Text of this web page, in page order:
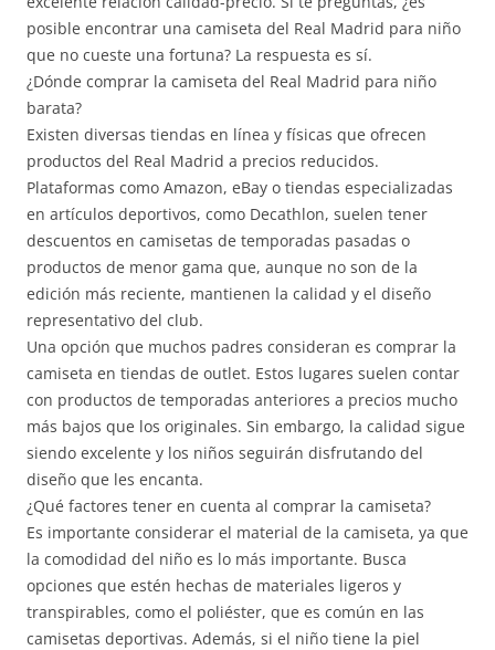
posible encontrar una camiseta del Real Madrid para niño
que no cueste una fortuna? La respuesta es sí.
¿Dónde comprar la camiseta del Real Madrid para niño
barata?
Existen diversas tiendas en línea y físicas que ofrecen
productos del Real Madrid a precios reducidos.
Plataformas como Amazon, eBay o tiendas especializadas
en artículos deportivos, como Decathlon, suelen tener
descuentos en camisetas de temporadas pasadas o
productos de menor gama que, aunque no son de la
edición más reciente, mantienen la calidad y el diseño
representativo del club.
Una opción que muchos padres consideran es comprar la
camiseta en tiendas de outlet. Estos lugares suelen contar
con productos de temporadas anteriores a precios mucho
más bajos que los originales. Sin embargo, la calidad sigue
siendo excelente y los niños seguirán disfrutando del
diseño que les encanta.
¿Qué factores tener en cuenta al comprar la camiseta?
Es importante considerar el material de la camiseta, ya que
la comodidad del niño es lo más importante. Busca
opciones que estén hechas de materiales ligeros y
transpirables, como el poliéster, que es común en las
camisetas deportivas. Además, si el niño tiene la piel